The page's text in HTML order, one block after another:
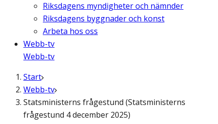
Riksdagens myndigheter och nämnder
Riksdagens byggnader och konst
Arbeta hos oss
Webb-tv
Webb-tv
Start
Webb-tv
Statsministerns frågestund (Statsministerns
frågestund 4 december 2025)